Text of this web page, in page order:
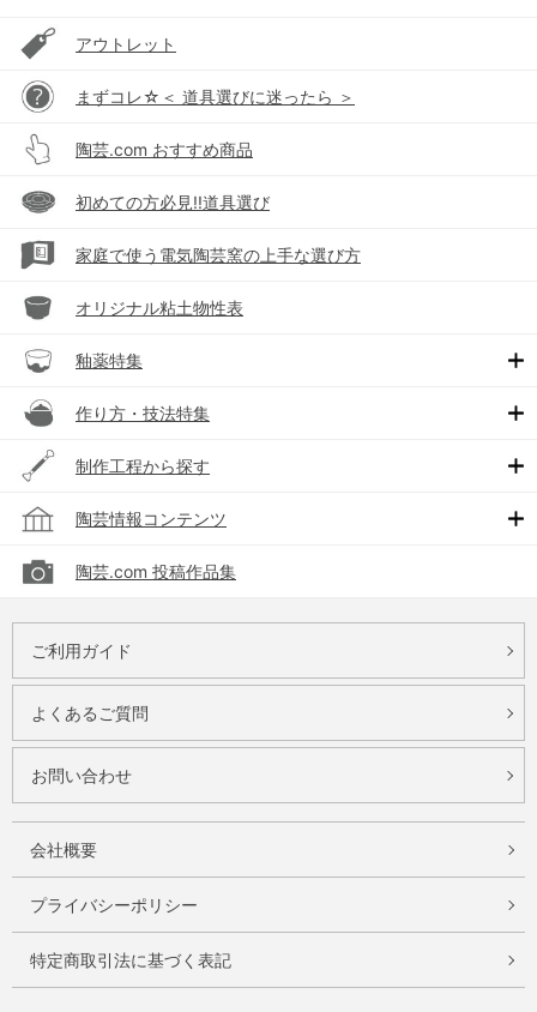
アウトレット
まずコレ☆＜ 道具選びに迷ったら ＞
陶芸.com おすすめ商品
初めての方必見!!道具選び
家庭で使う電気陶芸窯の上手な選び方
オリジナル粘土物性表
釉薬特集
作り方・技法特集
制作工程から探す
陶芸情報コンテンツ
陶芸.com 投稿作品集
ご利用ガイド
よくあるご質問
お問い合わせ
会社概要
プライバシーポリシー
特定商取引法に基づく表記